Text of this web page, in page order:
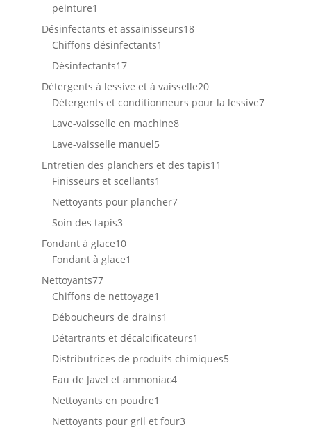
peinture1
produit
Désinfectants et assainisseurs1818
Chiffons désinfectants1
Désinfectants1717
produits
Détergents à lessive et à vaisselle2020
produits
Détergents et conditionneurs pour la lessive77
Lave-vaisselle en machine88
Lave-vaisselle manuel55
produits
Entretien des planchers et des tapis11
Finisseurs et scellants1
produit
Nettoyants pour plancher77
Soin des tapis33
produits
Fondant à glace1010
produits
Fondant à glace1
Nettoyants7777
produits
Chiffons de nettoyage1
produit
Déboucheurs de drains1
produit
Détartrants et décalcificateurs1
produit
Distributrices de produits chimiques55
Eau de Javel et ammoniac44
Nettoyants en poudre1
produit
Nettoyants pour gril et four33